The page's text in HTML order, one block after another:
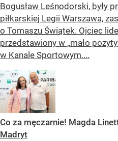
Bogusław Leśnodorski, były
piłkarskiej Legii Warszawa,
o Tomaszu Świątek. Ojciec
przedstawiony w „mało
w Kanale Sportowym....
Co za męczarnie! Magda
Madryt